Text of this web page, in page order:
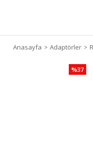
Anasayfa Adaptörler
%37